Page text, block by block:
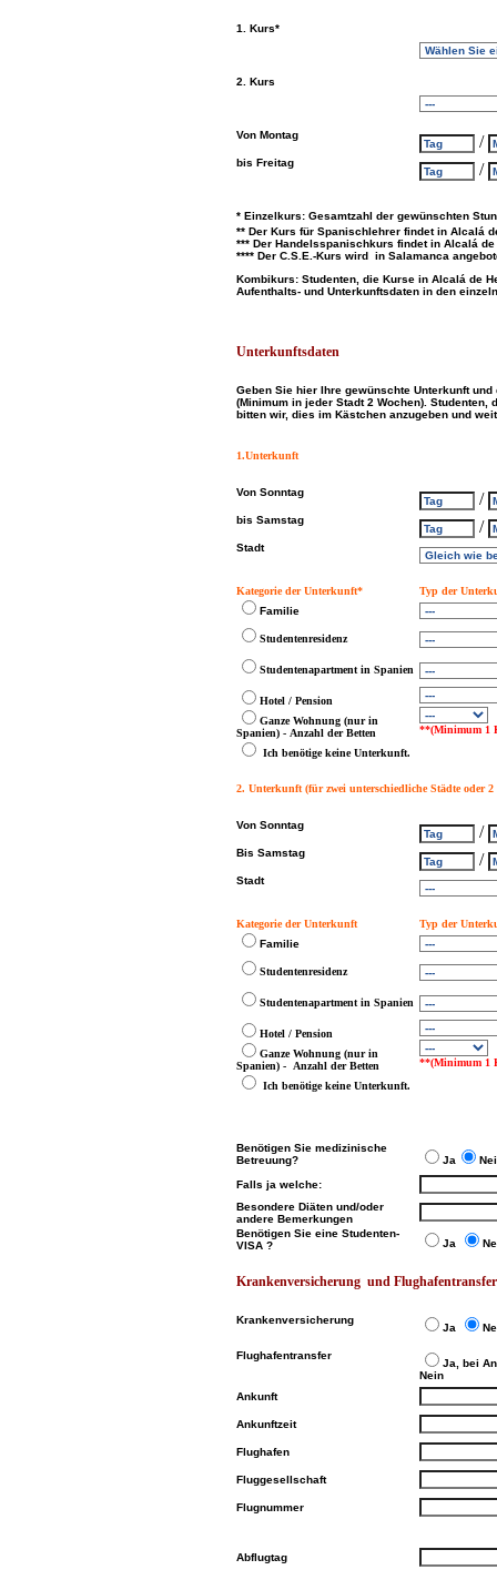
1. Kurs*
2. Kurs
Von Montag /
bis Freitag /
* Einzelkurs: Gesamtzahl der gewünschten
** Der Kurs für Spanischlehrer findet in Alcalá
*** Der Handelsspanischkurs findet in Alcalá de
**** Der C.S.E.-Kurs wird in Salamanca
Kombikurs: Studenten, die Kurse in Alcalá de
Aufenthalts- und Unterkunftsdaten in den
Unterkunftsdaten
Geben Sie hier Ihre gewünschte Unterkunft
(Minimum in jeder Stadt 2 Wochen). Studenten,
bitten wir, dies im Kästchen anzugeben und
1.Unterkunft
Von Sonntag /
bis Samstag /
Stadt
Kategorie der Unterkunft*
Typ der
Familie
Studentenresidenz
Studentenapartment in Spanien
Hotel / Pension
Ganze Wohnung (nur in
Spanien) - Anzahl der Betten
**(Minimum 1
Ich benötige keine Unterkunft.
2. Unterkunft (für zwei unterschiedliche Städte oder
Von Sonntag /
Bis Samstag /
Stadt
Kategorie der Unterkunft
Typ der
Familie
Studentenresidenz
Studentenapartment in Spanien
Hotel / Pension
Ganze Wohnung (nur in
Spanien) - Anzahl der Betten
**(Minimum 1
Ich benötige keine Unterkunft.
Benötigen Sie medizinische
Betreuung?
Ja
Falls ja welche:
Besondere Diäten und/oder
andere Bemerkungen
Benötigen Sie eine Studenten-
VISA ?
Ja
Krankenversicherung und
Krankenversicherung
Ja
Flughafentransfer
Ja, bei
Nein
Ankunft
Ankunftzeit
Flughafen
Fluggesellschaft
Flugnummer
Abflugtag